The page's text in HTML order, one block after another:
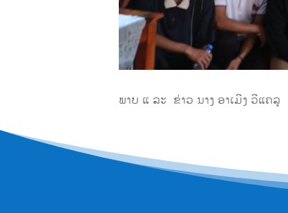
ພາບ ແ ລະ ຂ່າວ ນາງ ອາເມີງ ວີແຄລູ